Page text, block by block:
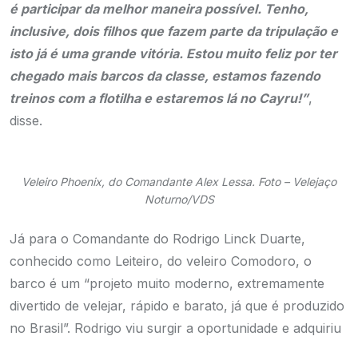
é participar da melhor maneira possível. Tenho,
inclusive, dois filhos que fazem parte da tripulação e
isto já é uma grande vitória. Estou muito feliz por ter
chegado mais barcos da classe, estamos fazendo
treinos com a flotilha e estaremos lá no Cayru!”,
disse.
Veleiro Phoenix, do Comandante Alex Lessa. Foto – Velejaço
Noturno/VDS
Já para o Comandante do Rodrigo Linck Duarte,
conhecido como Leiteiro, do veleiro Comodoro, o
barco é um “projeto muito moderno, extremamente
divertido de velejar, rápido e barato, já que é produzido
no Brasil”. Rodrigo viu surgir a oportunidade e adquiriu